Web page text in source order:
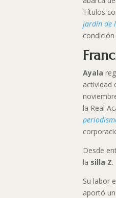
Títulos
jardín de
Ayala
actividad
la Real
Desde
la silla Z.
Su labor
aportó